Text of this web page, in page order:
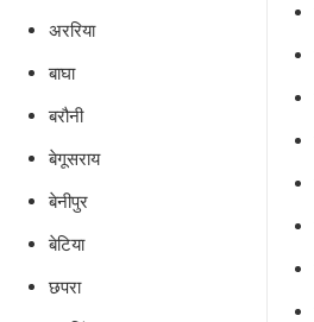
अररिया
बाघा
बरौनी
बेगूसराय
बेनीपुर
बेटिया
छपरा